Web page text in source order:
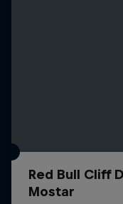
Red Bull Cliff
Mostar